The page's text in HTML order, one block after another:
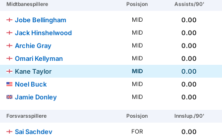
Midtbanespillere Posisjon Assists/90'
Jobe Bellingham MID
0.00
Jack Hinshelwood
MID
0.00
Archie Gray
MID
0.00
Omari Kellyman
MID
0.00
Kane Taylor
MID
0.00
Noel Buck
MID
0.00
Jamie Donley
MID 0.00
Forsvarsspillere Posisjon Innslup./90'
Sai Sachdev FOR
0.00